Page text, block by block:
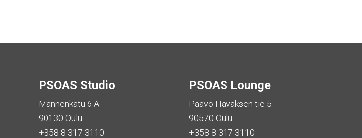
PSOAS Studio
Mannenkatu 6 A
90130 Oulu
+358 8 317 3110
PSOAS Lounge
Paavo Havaksen tie 5
90570 Oulu
+358 8 317 3110